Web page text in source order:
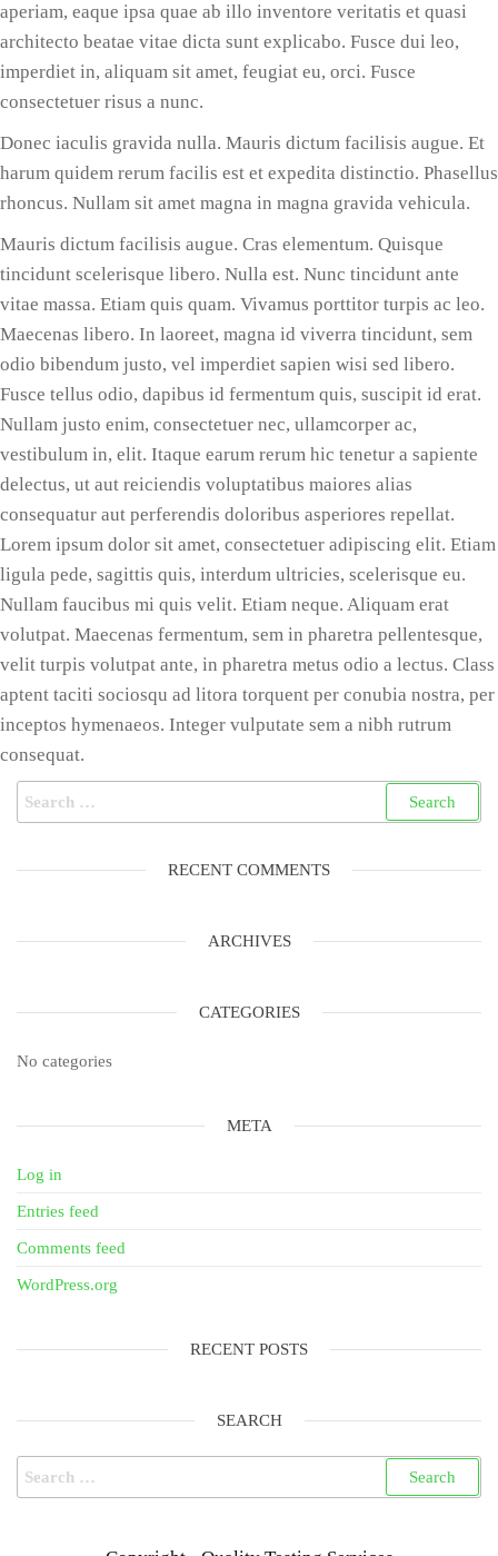
aperiam, eaque ipsa quae ab illo inventore veritatis et quasi
architecto beatae vitae dicta sunt explicabo. Fusce dui leo,
imperdiet in, aliquam sit amet, feugiat eu, orci. Fusce
consectetuer risus a nunc.
Donec iaculis gravida nulla. Mauris dictum facilisis augue. Et
harum quidem rerum facilis est et expedita distinctio. Phasellus
rhoncus. Nullam sit amet magna in magna gravida vehicula.
Mauris dictum facilisis augue. Cras elementum. Quisque
tincidunt scelerisque libero. Nulla est. Nunc tincidunt ante
vitae massa. Etiam quis quam. Vivamus porttitor turpis ac leo.
Maecenas libero. In laoreet, magna id viverra tincidunt, sem
odio bibendum justo, vel imperdiet sapien wisi sed libero.
Fusce tellus odio, dapibus id fermentum quis, suscipit id erat.
Nullam justo enim, consectetuer nec, ullamcorper ac,
vestibulum in, elit. Itaque earum rerum hic tenetur a sapiente
delectus, ut aut reiciendis voluptatibus maiores alias
consequatur aut perferendis doloribus asperiores repellat.
Lorem ipsum dolor sit amet, consectetuer adipiscing elit. Etiam
ligula pede, sagittis quis, interdum ultricies, scelerisque eu.
Nullam faucibus mi quis velit. Etiam neque. Aliquam erat
volutpat. Maecenas fermentum, sem in pharetra pellentesque,
velit turpis volutpat ante, in pharetra metus odio a lectus. Class
aptent taciti sociosqu ad litora torquent per conubia nostra, per
inceptos hymenaeos. Integer vulputate sem a nibh rutrum
consequat.
Search
for:
RECENT COMMENTS
ARCHIVES
CATEGORIES
No categories
META
Log in
Entries feed
Comments feed
WordPress.org
RECENT POSTS
SEARCH
Search
for: